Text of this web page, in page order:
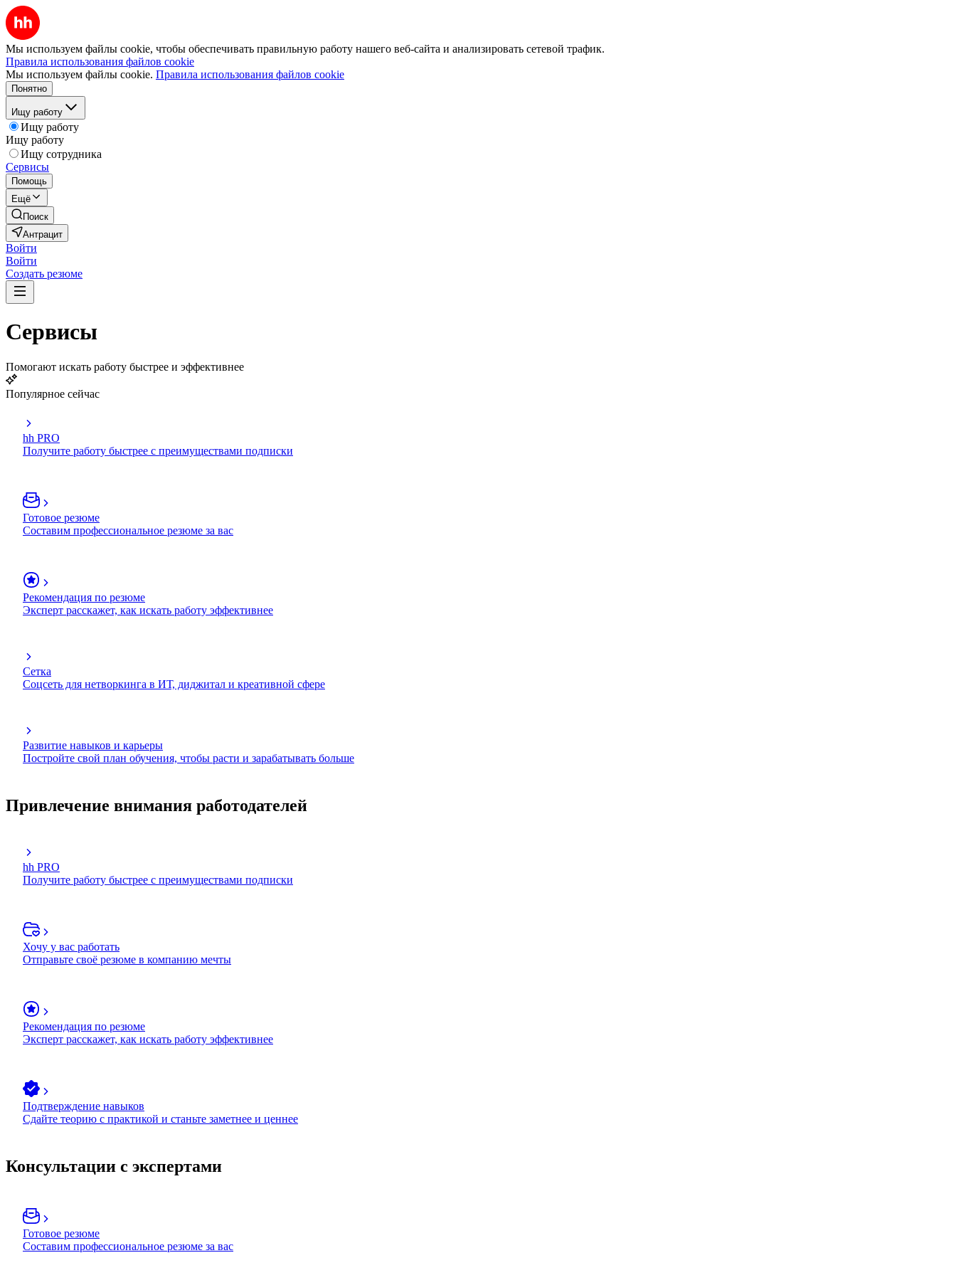
Мы используем файлы cookie, чтобы обеспечивать правильную работу нашего веб-сайта и анализировать сетевой трафик.
Правила использования файлов cookie
Мы используем файлы cookie. Правила использования файлов cookie
Понятно
Ищу работу
Ищу работу
Ищу работу
Ищу сотрудника
Сервисы
Помощь
Ещё
Поиск
Антрацит
Войти
Войти
Создать резюме
Сервисы
Помогают искать работу быстрее и эффективнее
Популярное сейчас
hh PRO
Получите работу быстрее с преимуществами подписки
Готовое резюме
Составим профессиональное резюме за вас
Рекомендация по резюме
Эксперт расскажет, как искать работу эффективнее
Сетка
Соцсеть для нетворкинга в ИТ, диджитал и креативной сфере
Развитие навыков и карьеры
Постройте свой план обучения, чтобы расти и зарабатывать больше
Привлечение внимания работодателей
hh PRO
Получите работу быстрее с преимуществами подписки
Хочу у вас работать
Отправьте своё резюме в компанию мечты
Рекомендация по резюме
Эксперт расскажет, как искать работу эффективнее
Подтверждение навыков
Сдайте теорию с практикой и станьте заметнее и ценнее
Консультации с экспертами
Готовое резюме
Составим профессиональное резюме за вас